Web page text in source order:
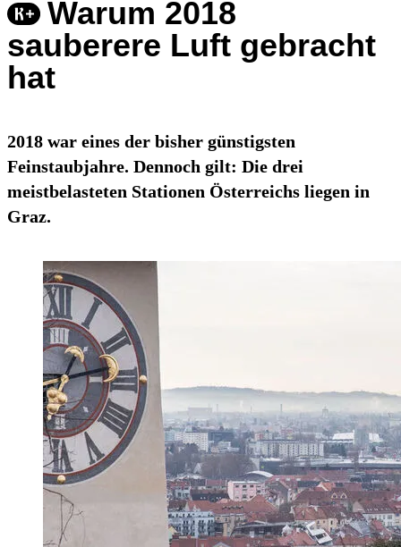
Warum 2018
sauberere Luft gebracht
hat
2018 war eines der bisher günstigsten
Feinstaubjahre. Dennoch gilt: Die drei
meistbelasteten Stationen Österreichs liegen in
Graz.